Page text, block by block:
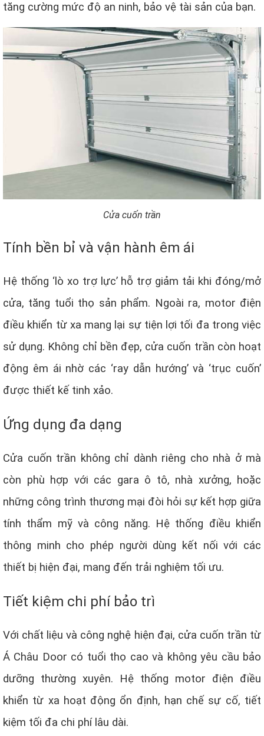
tăng cường mức độ an ninh, bảo vệ tài sản của bạn.
Cửa cuốn trần
Tính bền bỉ và vận hành êm ái
Hệ thống ‘lò xo trợ lực’ hỗ trợ giảm tải khi đóng/mở
cửa, tăng tuổi thọ sản phẩm. Ngoài ra, motor điện
điều khiển từ xa mang lại sự tiện lợi tối đa trong việc
sử dụng. Không chỉ bền đẹp, cửa cuốn trần còn hoạt
động êm ái nhờ các ‘ray dẫn hướng’ và ‘trục cuốn’
được thiết kế tinh xảo.
Ứng dụng đa dạng
Cửa cuốn trần không chỉ dành riêng cho nhà ở mà
còn phù hợp với các gara ô tô, nhà xưởng, hoặc
những công trình thương mại đòi hỏi sự kết hợp giữa
tính thẩm mỹ và công năng. Hệ thống điều khiển
thông minh cho phép người dùng kết nối với các
thiết bị hiện đại, mang đến trải nghiệm tối ưu.
Tiết kiệm chi phí bảo trì
Với chất liệu và công nghệ hiện đại, cửa cuốn trần từ
Á Châu Door có tuổi thọ cao và không yêu cầu bảo
dưỡng thường xuyên. Hệ thống motor điện điều
khiển từ xa hoạt động ổn định, hạn chế sự cố, tiết
kiệm tối đa chi phí lâu dài.